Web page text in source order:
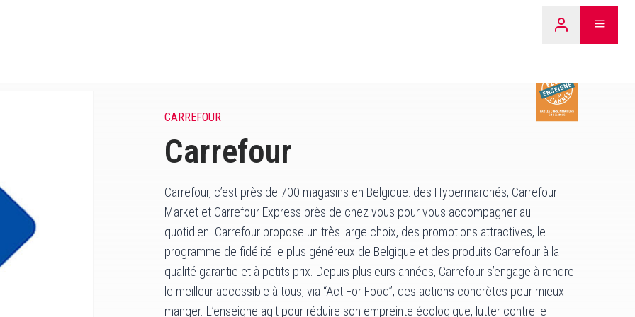
LEARN
CARREFOUR
Carrefour
Carrefour, c’est près de 700 magasins en Belgique: des Hypermarchés, Carrefour
Market et Carrefour Express près de chez vous pour vous accompagner au
quotidien. Carrefour propose un très large choix, des promotions attractives, le
programme de fidélité le plus généreux de Belgique et des produits Carrefour à la
qualité garantie et à petits prix. Depuis plusieurs années, Carrefour s’engage à rendre
le meilleur accessible à tous, via “Act For Food”, des actions concrètes pour mieux
manger. L’enseigne agit pour réduire son empreinte écologique, lutter contre le